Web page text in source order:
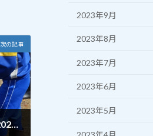
次の記事
小学生が鮎の放流体験を行いました。2026.6.5②
2023年9月
2023年8月
2023年7月
2023年6月
2023年5月